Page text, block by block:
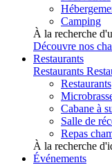
Camping
À la recherche
Découvre nos
Restaurants
Restaurants
Restaurants
Cabane à
Salle de
Repas
À la recherche
Événements